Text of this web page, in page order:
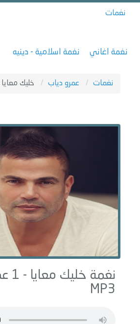
نغمات
نغمة اغاني نغمة اسلامية - دينيه
نغمات عمرو دياب خليك معايا -
MP3